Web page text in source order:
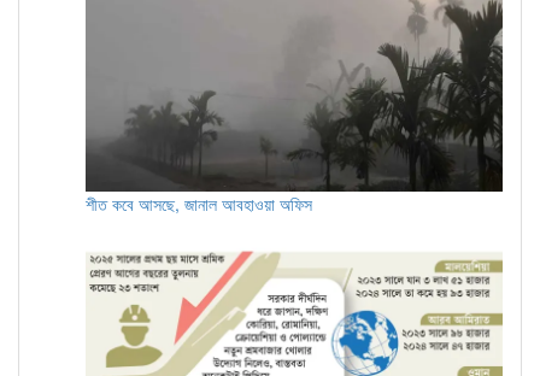
শীত কবে আসছে, জানাল আবহাওয়া অফিস